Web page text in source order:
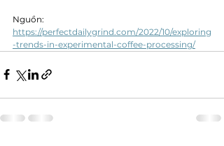
Nguồn:
https://perfectdailygrind.com/2022/10/exploring
-trends-in-experimental-coffee-processing/